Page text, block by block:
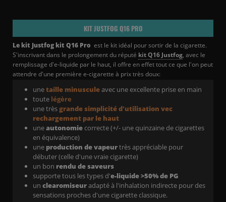
KITJUSTFOG Q16 PRO
Le kit Justfog kit Q16 Pro est le kit idéal pour sortir de la cigarette.
S'inscrivant dans le prolongement du réputé kit Q16 Justfog, avec le
remplissage d'e-liquide par le haut, il offre en effet tout ce que l'on peut
attendre d'une première e-cigarette à prix très doux:
unetaille minusculeavec une excellente prise en main
toute légère
une trèsgrande simplicité d'utilisation vec
rechargement par le haut
uneautonomiecorrecte (+/- une quinzaine de cigarettes
en équivalence)
une production de vapeurtrès appréciable pour
débuter (celle d'une vraie cigarette)
un bon rendu de saveurs
supporte tous les types d'e-liquide >50% de PG
un clearomiseuradapté à l'inhalation indirecte pour des
sensations proches d'une cigarette classique.